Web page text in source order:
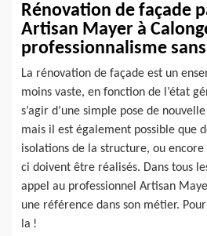
Rénovation de façade
Artisan Mayer à
professionnalisme sans
La rénovation de façade est un
moins vaste, en fonction de l’état
s’agir d’une simple pose de
mais il est également possible que
isolations de la structure, ou
ci doivent être réalisés. Dans tous
appel au professionnel Artisan
une référence dans son métier.
la !